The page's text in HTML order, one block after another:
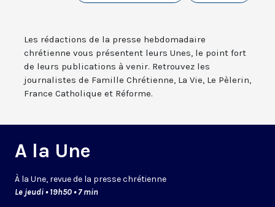
Les rédactions de la presse hebdomadaire
chrétienne vous présentent leurs Unes, le point fort
de leurs publications à venir. Retrouvez les
journalistes de Famille Chrétienne, La Vie, Le Pèlerin,
France Catholique et Réforme.
A la Une
À la Une, revue de la presse chrétienne
Le jeudi • 19h50 • 7 min